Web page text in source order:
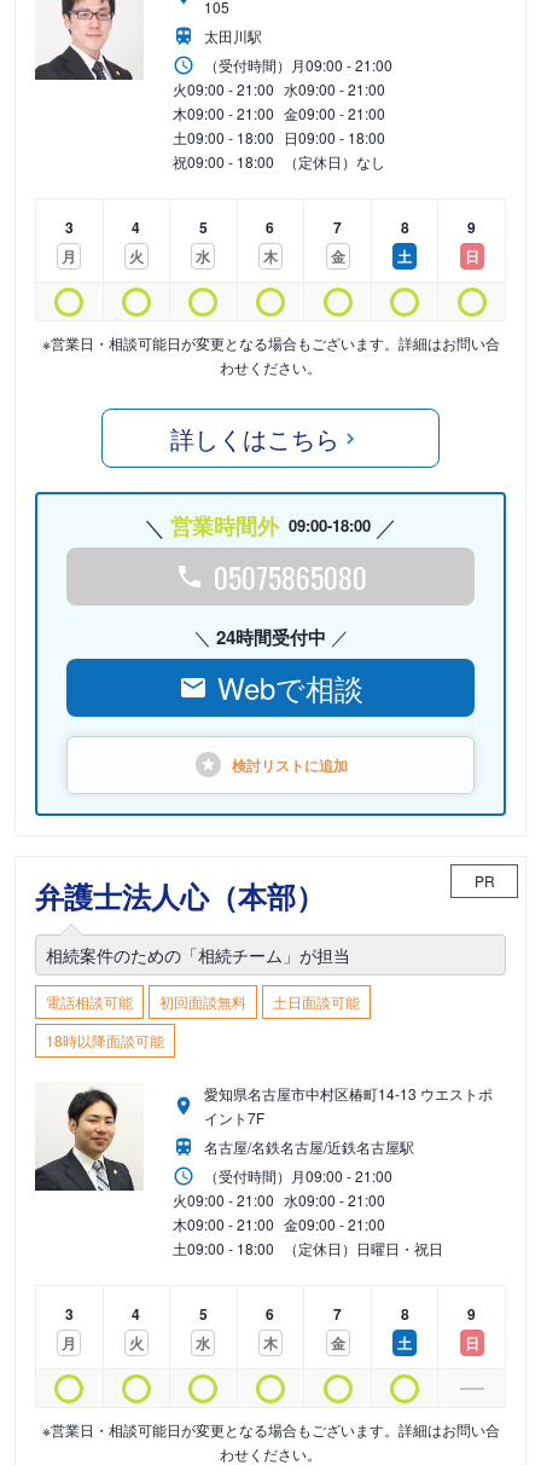
105
太田川駅
（受付時間） 月09:00 - 21:00
火09:00 - 21:00 水09:00 - 21:00
木09:00 - 21:00 金09:00 - 21:00
土09:00 - 18:00 日09:00 - 18:00
祝09:00 - 18:00 （定休日）なし
3
月
4
火
5
水
6
木
7
金
8
土
9
日
※営業日・相談可能日が変更となる場合もございます。詳細はお問い合
わせください。
詳しくはこちら
営業時間外 09:00-18:00
05075865080
24時間受付中
Webで相談
検討リストに追加
弁護士法人心（本部） PR
相続案件のための「相続チーム」が担当
電話相談可能 初回面談無料
土日面談可能
18時以降面談可能
愛知県名古屋市中村区椿町14-13 ウエストポ
イント7F
名古屋/名鉄名古屋/近鉄名古屋駅
（受付時間） 月09:00 - 21:00
火09:00 - 21:00 水09:00 - 21:00
木09:00 - 21:00 金09:00 - 21:00
土09:00 - 18:00 （定休日）日曜日・祝日
3
月
4
火
5
水
6
木
7
金
8
土
9
日
※営業日・相談可能日が変更となる場合もございます。詳細はお問い合
わせください。